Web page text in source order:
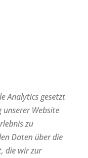
Analytics gesetzt
unserer Website
zu
Daten über die
die wir zur